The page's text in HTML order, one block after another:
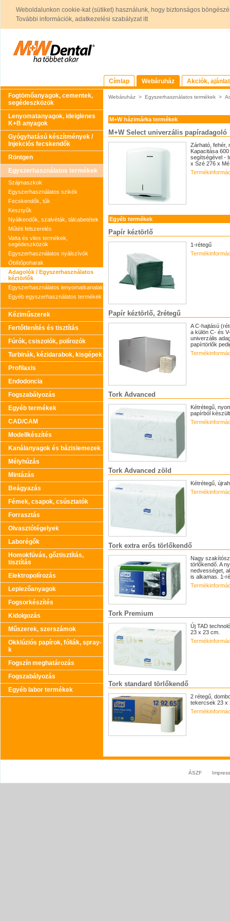
Weboldalunkon cookie-kat (sütiket) használunk, hogy biztonságos
További információk, adatkezelési szabályzat itt
Címlap Webáruház
Akciók,
Fogtömőanyagok, cementek,
segédeszközök
Lenyomatanyagok, ideiglenes
K+B anyagok
Gyógyhatású készítmények /
Injekciós fecskendők
Röntgen
Egyszerhasználatos termékek
Szájmaszkok
Egyszerhasználatos szikék
Fecskendők, tűk
Kesztyűk
Nyálkendők, szalvéták, tálcabetétek
Műtéti felszerelés
Vatta és vlies termékek,
segédeszközök
Egyszerhasználatos nyálszívók
Öblítőpoharak
Adagolók / Egyszerhasználatos
kéztörlők
Egyszerhasználatos lenyomatkanalak
Egyéb egyszerhasználatos termékek
Kéziműszerek
Fertőtlenítés és tisztítás
Fúrók, csiszolók, polírozók
Turbinák, kézidarabok, kisgépek
Profilaxis
Endodoncia
Fogszabályozás
Egyéb termékek
CAD/CAM
Modellkészítés
Kanálanyagok és bázislemezek
Mélyhúzás
Mintázás
Beágyazás
Fémek, csapok, csúsztatók
Forrasztás
Olvasztótégelyek
Laborégők
Homokfúvás, gőztisztítás,
tisztítás
Elektropolírozás
Leplezőanyagok
Fogsorkészítés
Kidolgozás
Műszerek, szerszámok
Okklúziós papírok, fóliák, spray-
k
Fogszín meghatározás
Fogszabályozás
Egyéb labor termékek
Webáruház > Egyszerhasználatos termékek >
M+W házimárka termékek
M+W Select univerzális papíradagoló
Zárható, fehér,
Kapacitása
segítségével -
x Szé 276 x
Egyéb termékek
Papír kéztörlő
1-rétegű
Papír kéztörlő, 2rétegű
A C-hajtású
a külön C- és
univerzális
papírtörlők
Tork Advanced
Kétrétegű,
papírból
Tork Advanced zöld
Kétrétegű,
Tork extra erős törlőkendő
Nagy
törlőkendő. A
nedvességet,
is alkamas. 1-
Tork Premium
Új TAD
23 x 23 cm.
Tork standard törlőkendő
2 rétegű,
tekercsek 23 x
ÁSZF